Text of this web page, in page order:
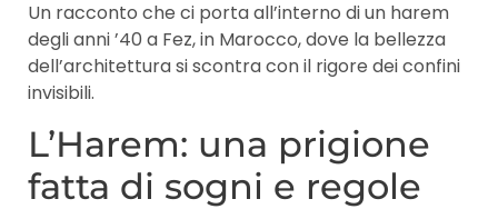
Un racconto che ci porta all’interno di un harem
degli anni ’40 a Fez, in Marocco, dove la bellezza
dell’architettura si scontra con il rigore dei confini
invisibili.
L’Harem: una prigione
fatta di sogni e regole